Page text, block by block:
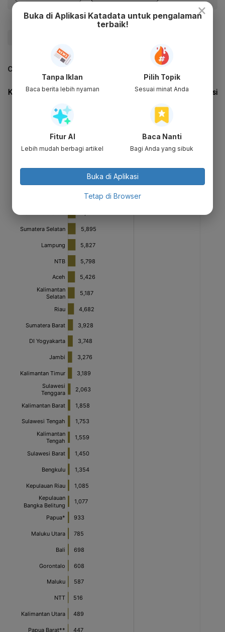
CEK JUGA DATA INI
×
Buka di Aplikasi Katadata untuk pengalaman
terbaik!
Tanpa Iklan
Baca berita lebih nyaman
Pilih Topik
Sesuai minat Anda
Fitur AI
Lebih mudah berbagi artikel
Baca Nanti
Bagi Anda yang sibuk
Buka di Aplikasi
Tetap di Browser